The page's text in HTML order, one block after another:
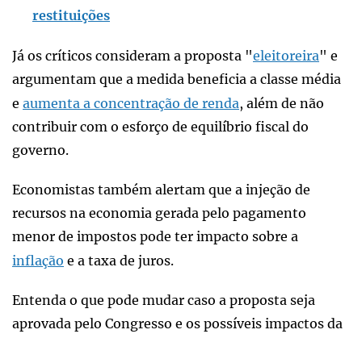
restituições
Já os críticos consideram a proposta "eleitoreira" e
argumentam que a medida beneficia a classe média
e aumenta a concentração de renda, além de não
contribuir com o esforço de equilíbrio fiscal do
governo.
Economistas também alertam que a injeção de
recursos na economia gerada pelo pagamento
menor de impostos pode ter impacto sobre a
inflação e a taxa de juros.
Entenda o que pode mudar caso a proposta seja
aprovada pelo Congresso e os possíveis impactos da